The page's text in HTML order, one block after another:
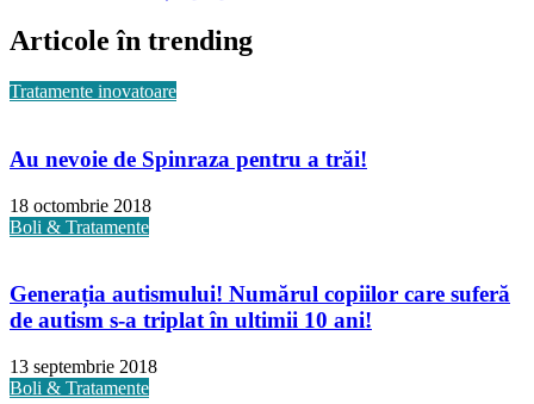
Articole în trending
Tratamente inovatoare
Au nevoie de Spinraza pentru a trăi!
18 octombrie 2018
Boli & Tratamente
Generația autismului! Numărul copiilor care suferă
de autism s-a triplat în ultimii 10 ani!
13 septembrie 2018
Boli & Tratamente